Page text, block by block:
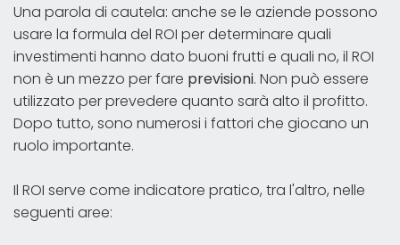
Una parola di cautela: anche se le aziende possono
usare la formula del ROI per determinare quali
investimenti hanno dato buoni frutti e quali no, il ROI
non è un mezzo per fare previsioni. Non può essere
utilizzato per prevedere quanto sarà alto il profitto.
Dopo tutto, sono numerosi i fattori che giocano un
ruolo importante.
Il ROI serve come indicatore pratico, tra l'altro, nelle
seguenti aree: